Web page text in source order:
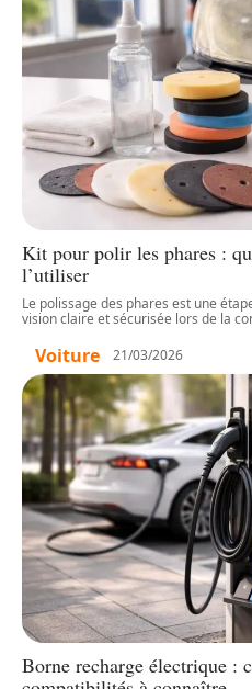
Kit pour polir les phares :
l’utiliser
Le polissage des phares est une
vision claire et sécurisée lors de la
Voiture 21/03/2026
Borne recharge électrique :